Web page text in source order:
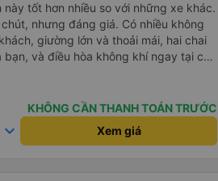
tốt hơn nhiều so với những xe khác.
nhưng đáng giá. Có nhiều không
giường lớn và thoải mái, hai chai
và điều hòa không khí ngay tại chỗ
tắt. Nhân viên thân thiện và tài xế lái
nào cũng ổn định).
KHÔNG CẦN THANH TOÁN TRƯỚC
keyboard_arrow_down Xem giá